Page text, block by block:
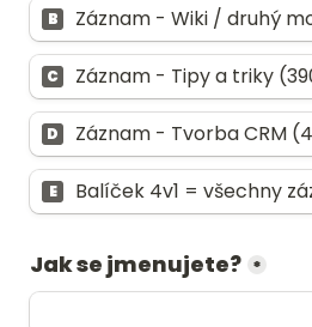
B Záznam - Wiki / druhý
C Záznam - Tipy a triky
D Záznam - Tvorba CRM
E Balíček 4v1 = všechny
Jak se jmenujete? *